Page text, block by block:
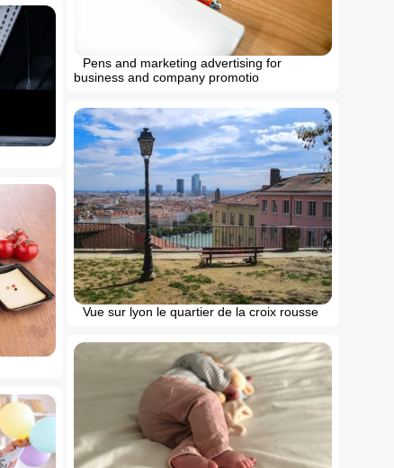
Pens and marketing advertising for
business and company promotio
Vue sur lyon le quartier de la croix rousse